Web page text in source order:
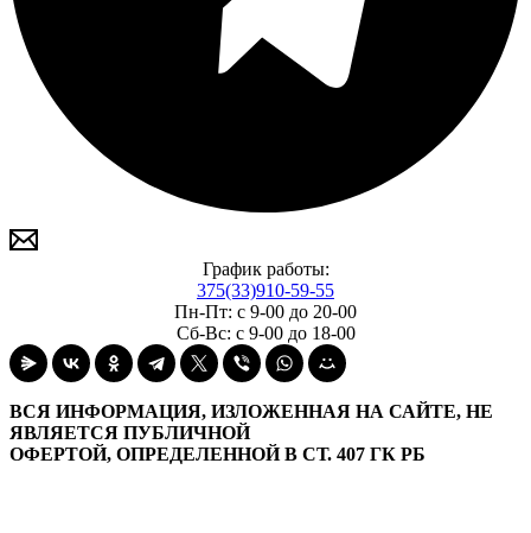
График работы:
375(33)910-59-55
Пн-Пт: с 9-00 до 20-00
Сб-Вс: с 9-00 до 18-00
ВСЯ ИНФОРМАЦИЯ, ИЗЛОЖЕННАЯ НА САЙТЕ, НЕ
ЯВЛЯЕТСЯ ПУБЛИЧНОЙ
ОФЕРТОЙ, ОПРЕДЕЛЕННОЙ В СТ. 407 ГК РБ